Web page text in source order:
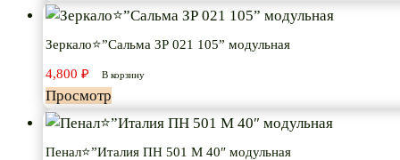
Зеркало⭐”Сальма ЗР 021 105” модульная
4,800 ₽ В корзину
Просмотр
Пенал⭐”Италия ПН 501 М 40″ модульная